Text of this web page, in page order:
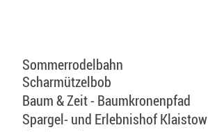
Sommerrodelbahn
Scharmützelbob
Baum & Zeit - Baumkronenpfad
Spargel- und Erlebnishof Klaistow